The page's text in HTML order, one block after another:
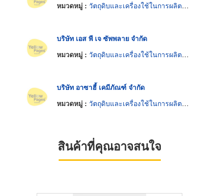
หมวดหมู่ : วัตถุดิบและเครื่องใช้ในการผลิตน้ำหอม
บริษัท เอส พี เจ ซัพพลาย จำกัด
หมวดหมู่ : วัตถุดิบและเครื่องใช้ในการผลิตน้ำหอม
บริษัท อาซาฮี้ เคมีภัณฑ์ จำกัด
หมวดหมู่ : วัตถุดิบและเครื่องใช้ในการผลิตน้ำหอม
สินค้าที่คุณอาจสนใจ